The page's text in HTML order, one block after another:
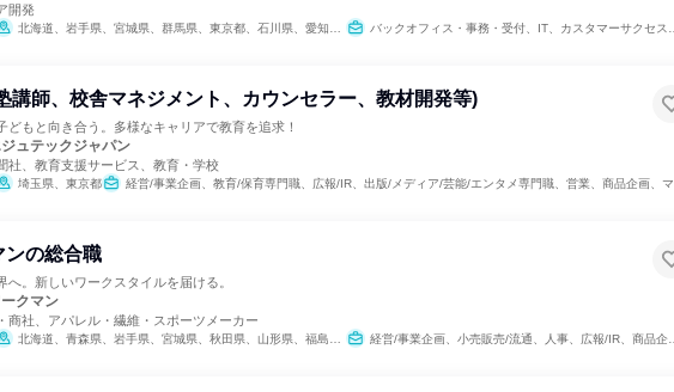
開発
北海道、岩手県、宮城県、群馬県、東京都、石川県、愛知県、大阪府、兵庫県、福岡県、宮崎県、沖縄県 バックオフィス・事務・受付、IT、カスタマーサクセス、学術研究、営業、経理/税務/財務、人事、総務、広報/IR、クリエイティブ/デザイン職、出版/メディア/芸能/エンタメ専門職、カスタマーサポート/コールセンター
講師、校舎マネジメント、カウンセラー、教材開発等)
どもと向き合う。多様なキャリアで教育を追求！
ュテックジャパン
社、教育支援サービス、教育・学校
埼玉県、東京都 経営/事業企画、教育/保育専門職、広報/IR、出版/メディア/芸能/エンタメ専門職、営業、商品企画、マーケティング・広告・宣伝
ンの総合職
へ。新しいワークスタイルを届ける。
クマン
商社、アパレル・繊維・スポーツメーカー
北海道、青森県、岩手県、宮城県、秋田県、山形県、福島県、茨城県、栃木県、群馬県、埼玉県、千葉県、東京都、神奈川県、新潟県、富山県、石川県、福井県、山梨県、長野県、岐阜県、静岡県、愛知県、三重県、滋賀県、京都府、大阪府、兵庫県、奈良県、和歌山県、鳥取県、島根県、岡山県、広島県、山口県、徳島県、香川県、愛媛県、高知県、福岡県、佐賀県、長崎県、熊本県、大分県、宮崎県、鹿児島県、沖縄県 経営/事業企画、小売販売/流通、人事、広報/IR、商品企画、マーケティング・広告・宣伝